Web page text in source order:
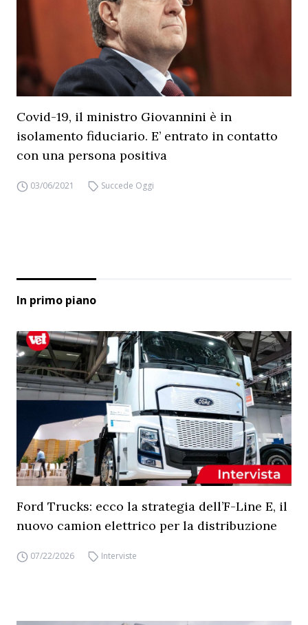
Covid-19, il ministro Giovannini è in
isolamento fiduciario. E’ entrato in contatto
con una persona positiva
03/06/2021 Succede Oggi
In primo piano
Ford Trucks: ecco la strategia dell’F-Line E, il
nuovo camion elettrico per la distribuzione
07/22/2026 Interviste